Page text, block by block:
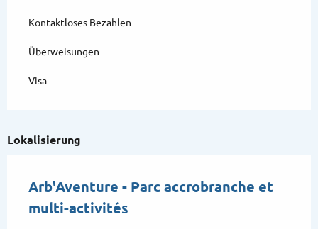
Kontaktloses Bezahlen
Überweisungen
Visa
Lokalisierung
Arb'Aventure - Parc accrobranche et
multi-activités